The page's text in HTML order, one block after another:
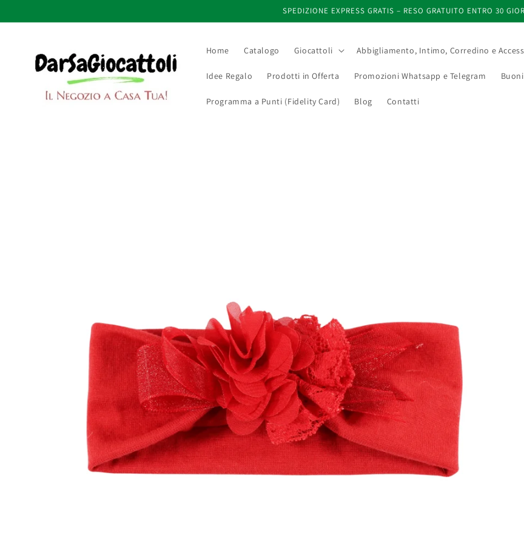
ai contenuti
SPEDIZIONE EXPRESS GRATIS – RESO GRATUITO ENTRO 30
Home Catalogo Giocattoli Abbigliamento, Intimo, Corredino e
Idee Regalo Prodotti in Offerta Promozioni Whatsapp e Telegram
Programma a Punti (Fidelity Card) Blog Contatti